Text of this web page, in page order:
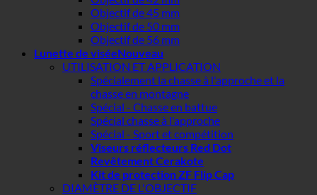
Objectif de 45 mm
Objectif de 50 mm
Objectif de 56 mm
Lunette de visée
UTILISATION ET APPLICATION
Spécialement la chasse à l'approche et la
chasse en montagne
Spécial - Chasse en battue
Spécial chasse à l'approche
Spécial - Sport et compétition
Viseurs réflecteurs Red Dot
Revêtement Cerakote
Kit de protection ZF Flip Cap
DIAMÈTRE DE L'OBJECTIF